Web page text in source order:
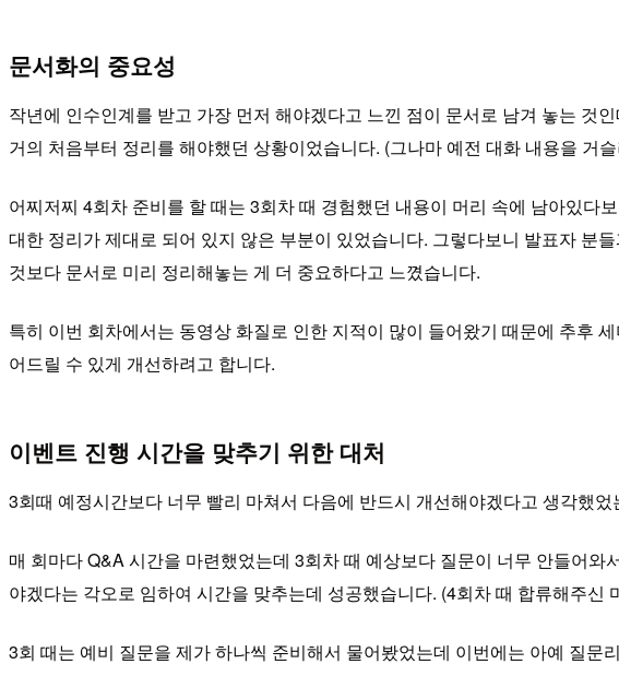
문서화의 중요성
작년에 인수인계를 받고 가장 먼저 해야겠다고 느낀 점이 문서로 남겨 놓는 것
거의 처음부터 정리를 해야했던 상황이었습니다. (그나마 예전 대화 내용을 거
어찌저찌 4회차 준비를 할 때는 3회차 때 경험했던 내용이 머리 속에 남아있
대한 정리가 제대로 되어 있지 않은 부분이 있었습니다. 그렇다보니 발표자 분
것보다 문서로 미리 정리해놓는 게 더 중요하다고 느꼈습니다.
특히 이번 회차에서는 동영상 화질로 인한 지적이 많이 들어왔기 때문에 추후
어드릴 수 있게 개선하려고 합니다.
이벤트 진행 시간을 맞추기 위한 대처
3회때 예정시간보다 너무 빨리 마쳐서 다음에 반드시 개선해야겠다고 생각했
매 회마다 Q&A 시간을 마련했었는데 3회차 때 예상보다 질문이 너무 안들어
야겠다는 각오로 임하여 시간을 맞추는데 성공했습니다. (4회차 때 합류해주신
3회 때는 예비 질문을 제가 하나씩 준비해서 물어봤었는데 이번에는 아예 질